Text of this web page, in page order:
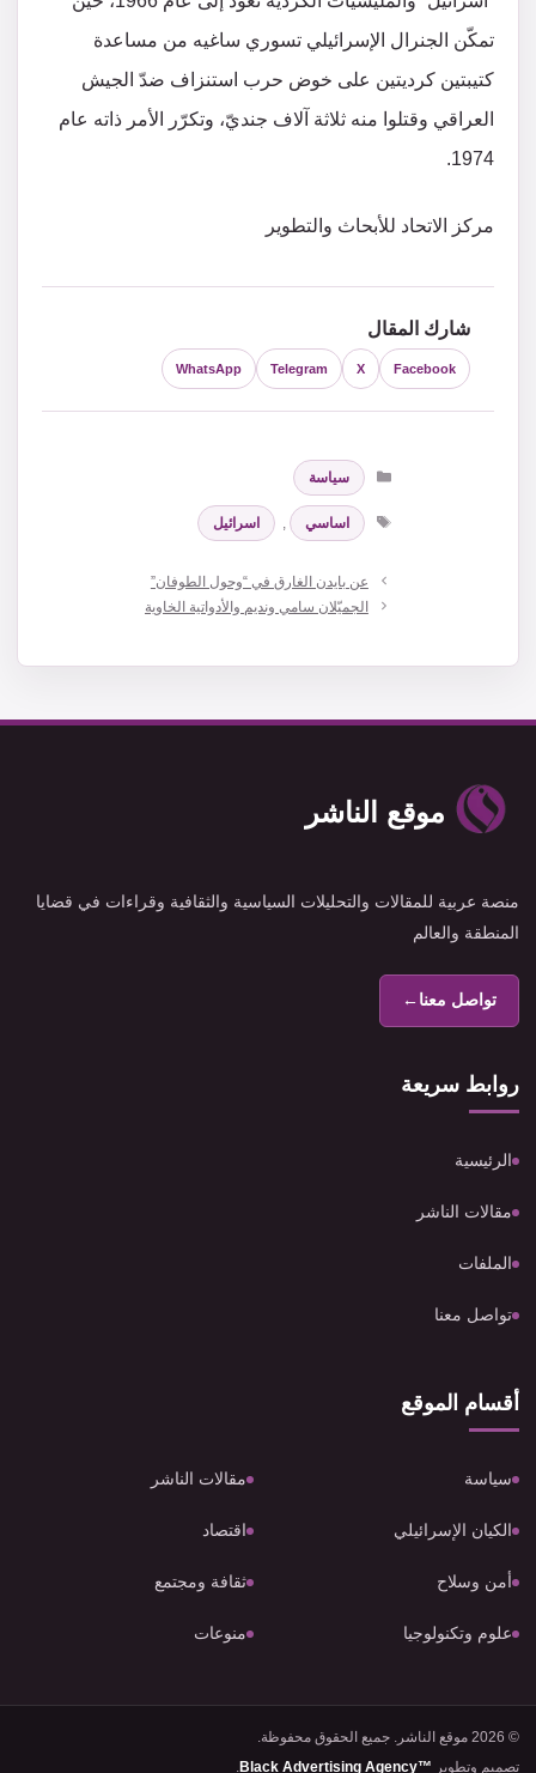
تمكّن الجنرال الإسرائيلي تسوري ساغيه من مساعدة
كتيبتين كرديتين على خوض حرب استنزاف ضدّ الجيش
العراقي وقتلوا منه ثلاثة آلاف جنديّ، وتكرّر الأمر ذاته عام
1974.
مركز الاتحاد للأبحاث والتطوير
شارك المقال
Facebook
X
Telegram
WhatsApp
التصنيفات
سياسة
الوسوم
اساسي اسرائيل
عن بايدن الغارق في “وحول الطوفان”
الجميّلان سامي ونديم والأدواتية الخاوية
موقع الناشر
منصة عربية للمقالات والتحليلات السياسية والثقافية وقراءات في قضايا
المنطقة والعالم
تواصل معنا←
روابط سريعة
الرئيسية
مقالات الناشر
الملفات
تواصل معنا
أقسام الموقع
سياسة مقالات الناشر
الكيان الإسرائيلي اقتصاد
أمن وسلاح ثقافة ومجتمع
علوم وتكنولوجيا منوعات
© 2026 موقع الناشر. جميع الحقوق محفوظة.
تصميم وتطوير Black Advertising Agency™